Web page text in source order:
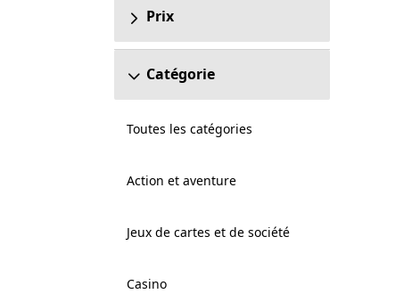
Prix
Catégorie
Toutes les catégories
Action et aventure
Jeux de cartes et de société
Casino